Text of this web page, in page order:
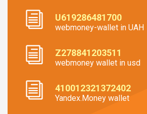
U619286481700
webmoney-wallet in UAH
Z278841203511
webmoney wallet in usd
410012321372402
Yandex.Money wallet